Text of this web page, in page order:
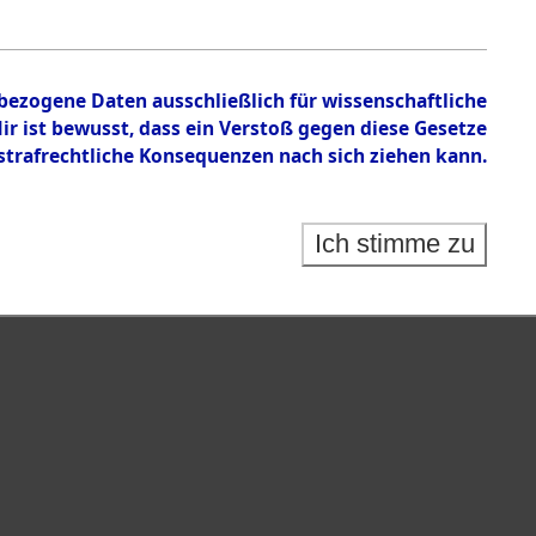
Daten ausschließlich für wissenschaftliche
bewusst, dass ein Verstoß gegen diese Gesetze
Konsequenzen nach sich ziehen kann.
Ich stimme zu